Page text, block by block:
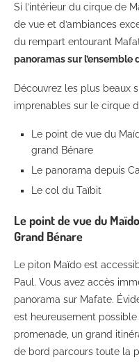
Si l’intérieur du cirque de
de vue et d’ambiances
du rempart entourant
panoramas sur l’ensemble
Découvrez les plus beaux
imprenables sur le cirque
Le point de vue du
grand Bénare
Le panorama depuis
Le col du Taïbit
Le point de vue du
Grand Bénare
Le piton Maïdo est
Paul. Vous avez accès
panorama sur Mafate.
est heureusement
promenade, un grand
de bord parcours toute la